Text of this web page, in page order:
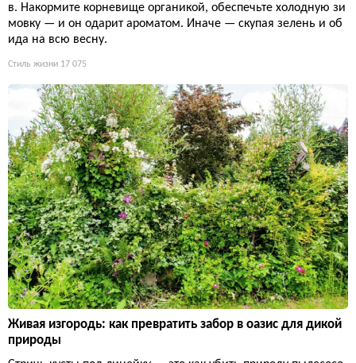
в. Накормите корневище органикой, обеспечьте холодную зи
мовку — и он одарит ароматом. Иначе — скупая зелень и об
ида на всю весну.
Стиль жизни 17 075
Живая изгородь: как превратить забор в оазис для дикой
природы